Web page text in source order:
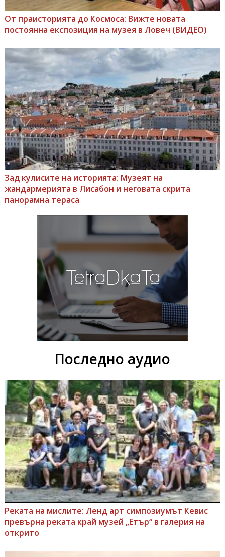
От праисторията до Космоса: Вижте новата
постоянна експозиция на музея в Ловеч (ВИДЕО)
Зад кулисите на историята: Музеят на
жандармерията в Лисабон и неговата скрита
панорамна тераса
Последно аудио
Реката на мислите: Ленд арт симпозиумът Кевис
превърна реката край музей „Етър“ в галерия на
открито